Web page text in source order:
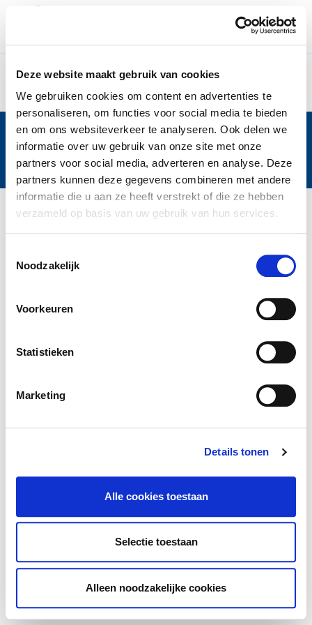
Deze website maakt gebruik van cookies
We gebruiken cookies om content en advertenties te
personaliseren, om functies voor social media te bieden
en om ons websiteverkeer te analyseren. Ook delen we
informatie over uw gebruik van onze site met onze
partners voor social media, adverteren en analyse. Deze
partners kunnen deze gegevens combineren met andere
informatie die u aan ze heeft verstrekt of die ze hebben
verzameld op basis van uw gebruik van hun services.
Noodzakelijk
Voorkeuren
Statistieken
Marketing
Details tonen
Alle cookies toestaan
Selectie toestaan
Alleen noodzakelijke cookies
Search - Stichting
Met de steun van